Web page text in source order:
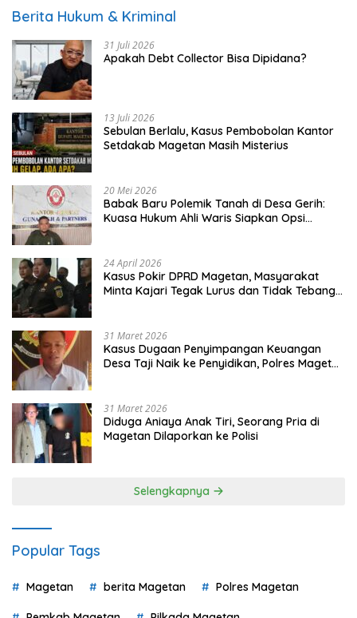
Berita Hukum & Kriminal
31 Juli 2026
Apakah Debt Collector Bisa Dipidana?
13 Juli 2026
Sebulan Berlalu, Kasus Pembobolan Kantor
Setdakab Magetan Masih Misterius
20 Mei 2026
Babak Baru Polemik Tanah di Desa Gerih:
Kuasa Hukum Ahli Waris Siapkan Opsi
24 April 2026
Kasus Pokir DPRD Magetan, Masyarakat
Minta Kajari Tegak Lurus dan Tidak Tebang
31 Maret 2026
Kasus Dugaan Penyimpangan Keuangan
Desa Taji Naik ke Penyidikan, Polres Magetan
31 Maret 2026
Diduga Aniaya Anak Tiri, Seorang Pria di
Magetan Dilaporkan ke Polisi
Selengkapnya
Popular Tags
Magetan berita Magetan Polres Magetan